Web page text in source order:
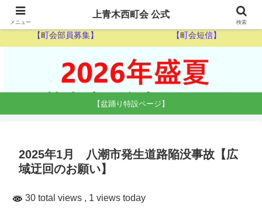
【ゴミ収集カレンダー】 【休日当番医】
【町会部員募集】 【町会短信】
【盆踊り特設ページ】
2025年1月 八潮市発生道路陥没事故【広
域迂回のお願い】
30 total views , 1 views today
メニュー
上青木西町会 公式
検索